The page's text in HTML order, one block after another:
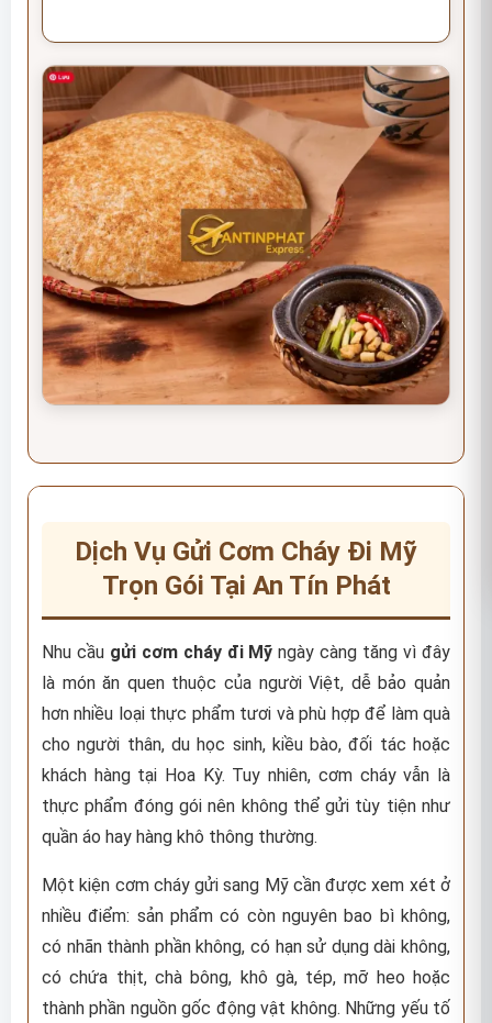
Dịch Vụ Gửi Cơm Cháy Đi Mỹ
Trọn Gói Tại An Tín Phát
Nhu cầu gửi cơm cháy đi Mỹ ngày càng tăng vì đây
là món ăn quen thuộc của người Việt, dễ bảo quản
hơn nhiều loại thực phẩm tươi và phù hợp để làm quà
cho người thân, du học sinh, kiều bào, đối tác hoặc
khách hàng tại Hoa Kỳ. Tuy nhiên, cơm cháy vẫn là
thực phẩm đóng gói nên không thể gửi tùy tiện như
quần áo hay hàng khô thông thường.
Một kiện cơm cháy gửi sang Mỹ cần được xem xét ở
nhiều điểm: sản phẩm có còn nguyên bao bì không,
có nhãn thành phần không, có hạn sử dụng dài không,
có chứa thịt, chà bông, khô gà, tép, mỡ heo hoặc
thành phần nguồn gốc động vật không. Những yếu tố